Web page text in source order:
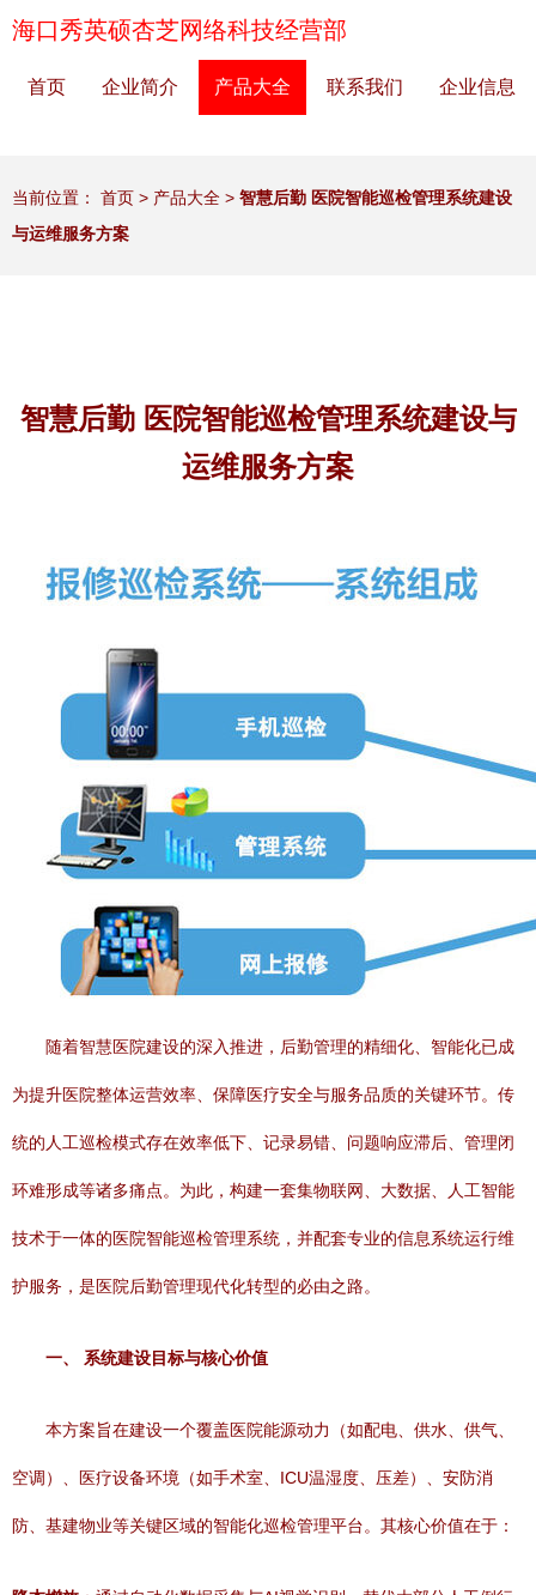
海口秀英硕杏芝网络科技经营部
首页 企业简介 产品大全 联系我们 企业信息
当前位置： 首页 > 产品大全 > 智慧后勤 医院智能巡检管理系统建设
与运维服务方案
智慧后勤 医院智能巡检管理系统建设与
运维服务方案
随着智慧医院建设的深入推进，后勤管理的精细化、智能化已成
为提升医院整体运营效率、保障医疗安全与服务品质的关键环节。传
统的人工巡检模式存在效率低下、记录易错、问题响应滞后、管理闭
环难形成等诸多痛点。为此，构建一套集物联网、大数据、人工智能
技术于一体的医院智能巡检管理系统，并配套专业的信息系统运行维
护服务，是医院后勤管理现代化转型的必由之路。
一、 系统建设目标与核心价值
本方案旨在建设一个覆盖医院能源动力（如配电、供水、供气、
空调）、医疗设备环境（如手术室、ICU温湿度、压差）、安防消
防、基建物业等关键区域的智能化巡检管理平台。其核心价值在于：